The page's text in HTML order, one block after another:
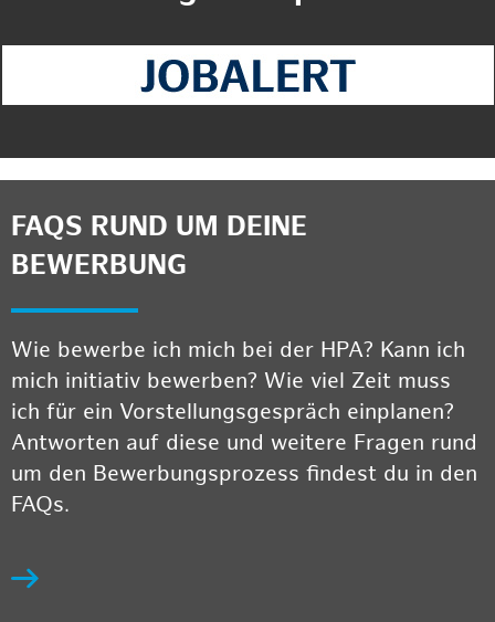
FAQS RUND UM DEINE
BEWERBUNG
Wie bewerbe ich mich bei der HPA? Kann ich
mich initiativ bewerben? Wie viel Zeit muss
ich für ein Vorstellungsgespräch einplanen?
Antworten auf diese und weitere Fragen rund
um den Bewerbungsprozess findest du in den
FAQs.